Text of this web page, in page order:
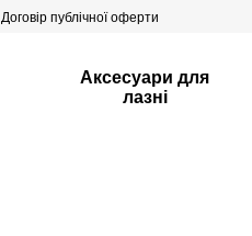
Договір публічної оферти
Аксесуари для
лазні